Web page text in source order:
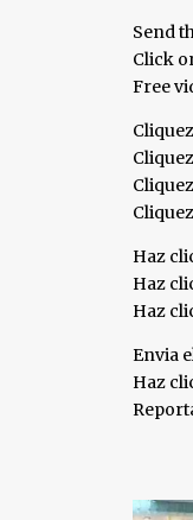
Send
Click
Free
Haz
Haz
Haz
Envia
Haz